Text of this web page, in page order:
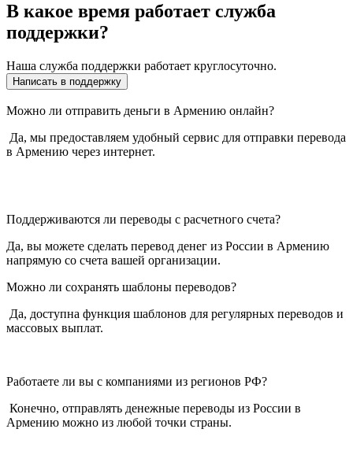
В какое время работает служба
поддержки?
Наша служба поддержки работает круглосуточно.
Написать в поддержку
Можно ли отправить деньги в Армению онлайн?
Да, мы предоставляем удобный сервис для отправки перевода
в Армению через интернет.
Поддерживаются ли переводы с расчетного счета?
Да, вы можете сделать перевод денег из России в Армению
напрямую со счета вашей организации.
Можно ли сохранять шаблоны переводов?
Да, доступна функция шаблонов для регулярных переводов и
массовых выплат.
Работаете ли вы с компаниями из регионов РФ?
Конечно, отправлять денежные переводы из России в
Армению можно из любой точки страны.